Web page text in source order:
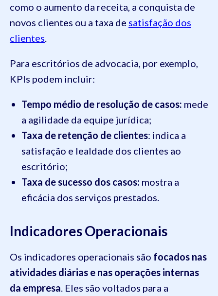
como o aumento da receita, a conquista de
novos clientes ou a taxa de satisfação dos
clientes
Para escritórios de advocacia, por exemplo,
KPIs podem incluir:
Tempo médio de resolução de casos: mede
a agilidade da equipe jurídica;
Taxa de retenção de clientes: indica a
satisfação e lealdade dos clientes ao
escritório;
Taxa de sucesso dos casos: mostra a
eficácia dos serviços prestados.
Indicadores Operacionais
Os indicadores operacionais são focados nas
atividades diárias e nas operações internas
da empresa . Eles são voltados para a